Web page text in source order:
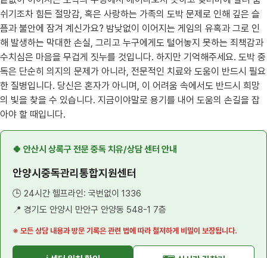
쉬기조차 힘든 절망감, 혹은 사랑하는 가족의 도박 문제로 인해 깊은 슬
픔과 불안에 잠겨 계신가요? 밤낮없이 이어지는 게임의 유혹과 그로 인
해 발생하는 막대한 손실, 그리고 누구에게도 털어놓지 못하는 죄책감과
수치심은 마음을 무겁게 짓누를 것입니다. 하지만 기억해주세요. 도박 중
독은 단순히 의지의 문제가 아니라, 전문적인 치료와 도움이 반드시 필요
한 질병입니다. 당신은 혼자가 아니며, 이 어려움 속에서도 반드시 희망
의 빛을 찾을 수 있습니다. 지금이야말로 용기를 내어 도움의 손길을 잡
아야 할 때입니다.
🍀 안산시 상록구 전문 중독 치유/상담 센터 안내
안양시중독관리통합지원센터
🕒 24시간 헬프라인: 국번없이 1336
📍 경기도 안양시 만안구 안양동 548-1 7층
※ 모든 상담 내용과 방문 기록은 관련 법에 따라 철저하게 비밀이 보장됩니다.